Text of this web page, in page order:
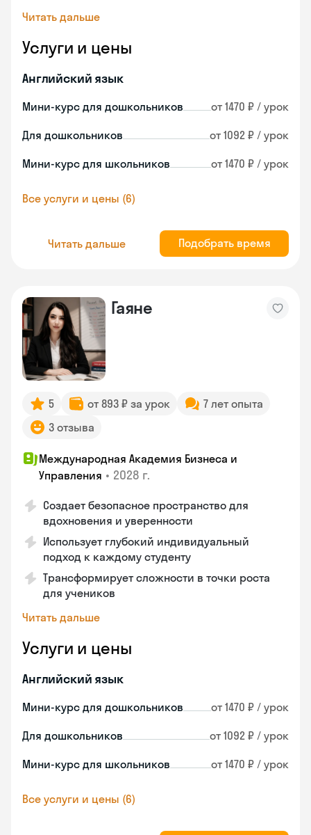
Читать дальше
Услуги и цены
Английский язык
Мини-курс для дошкольников от 1470 ₽ / урок
Для дошкольников от 1092 ₽ / урок
Мини-курс для школьников от 1470 ₽ / урок
Все услуги и цены (6)
Читать дальше Подобрать время
Гаяне
5 от 893 ₽ за урок
7 лет опыта
3 отзыва
Международная Академия Бизнеса и
Управления • 2028 г.
Создает безопасное пространство для
вдохновения и уверенности
Использует глубокий индивидуальный
подход к каждому студенту
Трансформирует сложности в точки роста
для учеников
Читать дальше
Услуги и цены
Английский язык
Мини-курс для дошкольников от 1470 ₽ / урок
Для дошкольников от 1092 ₽ / урок
Мини-курс для школьников от 1470 ₽ / урок
Все услуги и цены (6)